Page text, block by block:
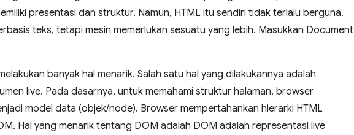
presentasi dan struktur. Namun, HTML itu sendiri tidak terlalu berguna.
teks, tetapi mesin memerlukan sesuatu yang lebih. Masukkan Document
banyak hal menarik. Salah satu hal yang dilakukannya adalah
live. Pada dasarnya, untuk memahami struktur halaman, browser
model data (objek/node). Browser mempertahankan hierarki HTML
Hal yang menarik tentang DOM adalah DOM adalah representasi live